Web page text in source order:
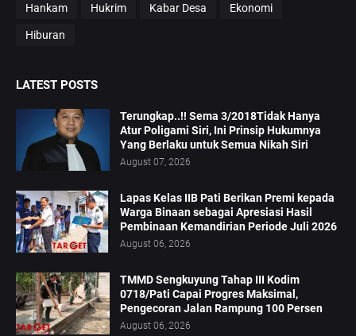
Hankam Hukrim Kabar Desa Ekonomi
Hiburan
LATEST POSTS
Terungkap..!! Sema 3/2018Tidak Hanya
Atur Poligami Siri, Ini Prinsip Hukumnya
Yang Berlaku untuk Semua Nikah Siri
August 07, 2026
Lapas Kelas IIB Pati Berikan Premi kepada
Warga Binaan sebagai Apresiasi Hasil
Pembinaan Kemandirian Periode Juli 2026
August 06, 2026
TMMD Sengkuyung Tahap III Kodim
0718/Pati Capai Progres Maksimal,
Pengecoran Jalan Rampung 100 Persen
August 06, 2026